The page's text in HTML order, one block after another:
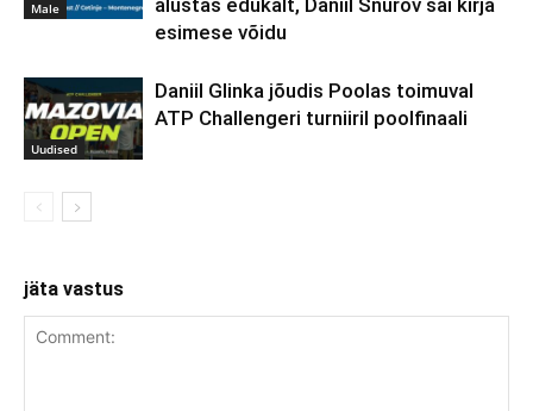
Male
alustas edukalt, Daniil Šnurov sai kirja
esimese võidu
Uudised
Daniil Glinka jõudis Poolas toimuval
ATP Challengeri turniiril poolfinaali
jäta vastus